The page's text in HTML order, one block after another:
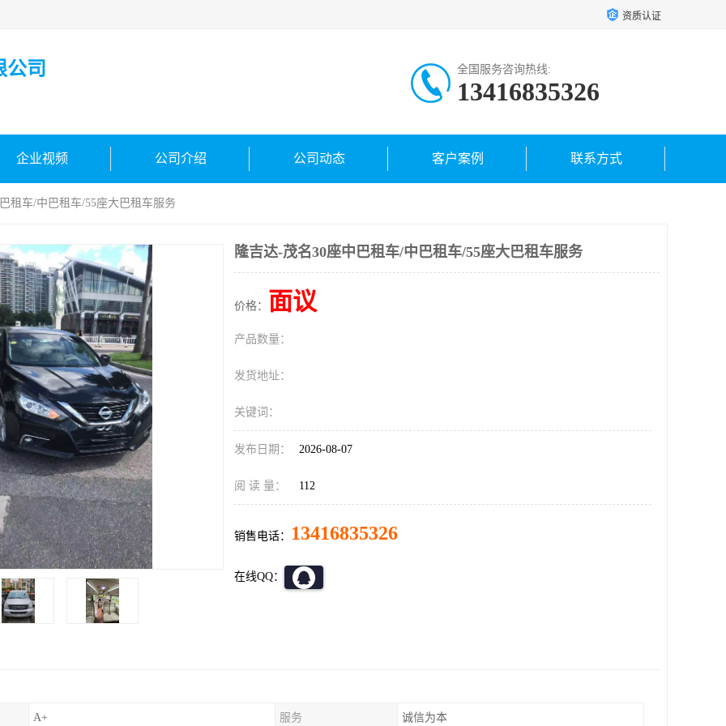
资质认证
公司 全国服务咨询热线:
13416835326
企业视频 公司介绍 公司动态 客户案例 联系方式
租车/中巴租车/55座大巴租车服务
隆吉达-茂名30座中巴租车/中巴租车/55座大巴租车服务
价格： 面议
产品数量：
发货地址：
关键词：
发布日期： 2026-08-07
阅 读 量： 112
销售电话： 13416835326
在线QQ：
A+ 服务 诚信为本